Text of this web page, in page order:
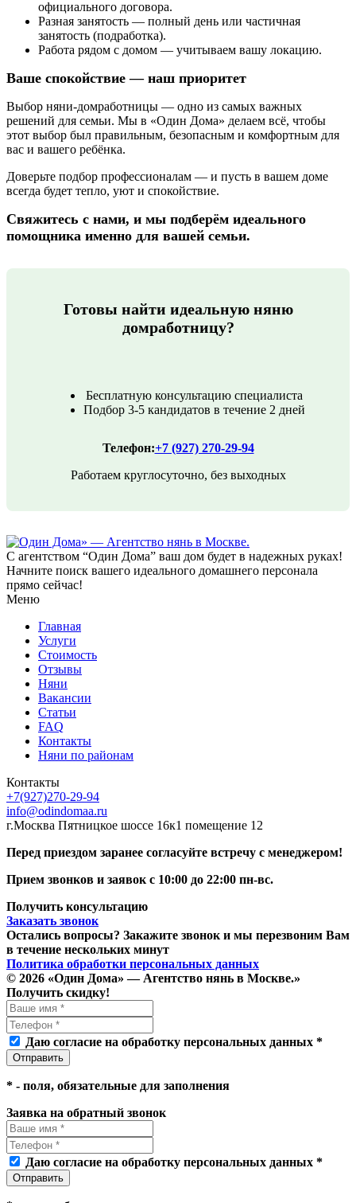
официального договора.
Разная занятость — полный день или частичная
занятость (подработка).
Работа рядом с домом — учитываем вашу локацию.
Ваше спокойствие — наш приоритет
Выбор няни-домработницы — одно из самых важных
решений для семьи. Мы в «Один Дома» делаем всё, чтобы
этот выбор был правильным, безопасным и комфортным для
вас и вашего ребёнка.
Доверьте подбор профессионалам — и пусть в вашем доме
всегда будет тепло, уют и спокойствие.
Свяжитесь с нами, и мы подберём идеального
помощника именно для вашей семьи.
Готовы найти идеальную няню
домработницу?
Бесплатную консультацию специалиста
Подбор 3-5 кандидатов в течение 2 дней
Телефон:+7 (927) 270-29-94
Работаем круглосуточно, без выходных
С агентством “Один Дома” ваш дом будет в надежных руках!
Начните поиск вашего идеального домашнего персонала
прямо сейчас!
Меню
Главная
Услуги
Стоимость
Отзывы
Няни
Вакансии
Статьи
FAQ
Контакты
Няни по районам
Контакты
+7(927)270-29-94
info@odindomaa.ru
г.Москва Пятницкое шоссе 16к1 помещение 12
Перед приездом заранее cогласуйте встречу с менеджером!
Прием звонков и заявок с 10:00 до 22:00 пн-вс.
Получить консультацию
Заказать звонок
Остались вопросы? Закажите звонок и мы перезвоним Вам
в течение нескольких минут
Политика обработки персональных данных
© 2026 «Один Дома» — Агентство нянь в Москве.»
Получить скидку!
Даю согласие на обработку персональных данных *
* - поля, обязательные для заполнения
Заявка на обратный звонок
Даю согласие на обработку персональных данных *